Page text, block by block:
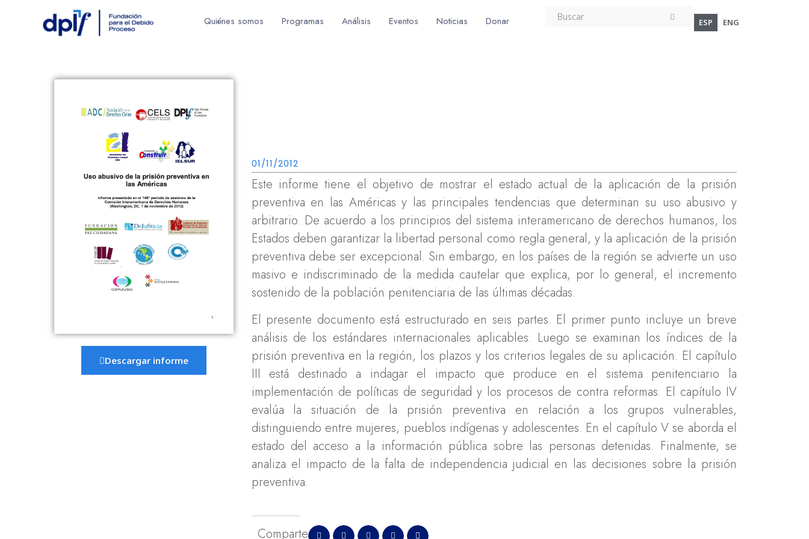
Quiénes somos Programas Análisis Eventos Noticias Donar ESP ENG
Descargar informe
01/11/2012
Este informe tiene el objetivo de mostrar el estado actual de la aplicación de la prisión
preventiva en las Américas y las principales tendencias que determinan su uso abusivo y
arbitrario. De acuerdo a los principios del sistema interamericano de derechos humanos, los
Estados deben garantizar la libertad personal como regla general, y la aplicación de la prisión
preventiva debe ser excepcional. Sin embargo, en los países de la región se advierte un uso
masivo e indiscriminado de la medida cautelar que explica, por lo general, el incremento
sostenido de la población penitenciaria de las últimas décadas.
El presente documento está estructurado en seis partes. El primer punto incluye un breve
análisis de los estándares internacionales aplicables. Luego se examinan los índices de la
prisión preventiva en la región, los plazos y los criterios legales de su aplicación. El capítulo
III está destinado a indagar el impacto que produce en el sistema penitenciario la
implementación de políticas de seguridad y los procesos de contra reformas. El capítulo IV
evalúa la situación de la prisión preventiva en relación a los grupos vulnerables,
distinguiendo entre mujeres, pueblos indígenas y adolescentes. En el capítulo V se aborda el
estado del acceso a la información pública sobre las personas detenidas. Finalmente, se
analiza el impacto de la falta de independencia judicial en las decisiones sobre la prisión
preventiva.
Comparte